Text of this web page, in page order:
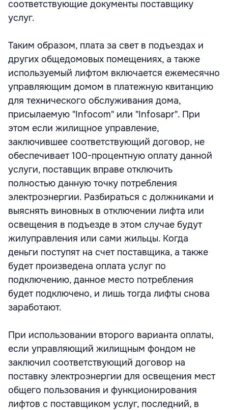
соответствующие документы поставщику
услуг.
Таким образом, плата за свет в подъездах и
других общедомовых помещениях, а также
используемый лифтом включается ежемесячно
управляющим домом в платежную квитанцию
для технического обслуживания дома,
присылаемую "Infocom" или "Infosapr". При
этом если жилищное управление,
заключившее соответствующий договор, не
обеспечивает 100-процентную оплату данной
услуги, поставщик вправе отключить
полностью данную точку потребления
электроэнергии. Разбираться с должниками и
выяснять виновных в отключении лифта или
освещения в подъезде в этом случае будут
жилуправления или сами жильцы. Когда
деньги поступят на счет поставщика, а также
будет произведена оплата услуг по
подключению, данное место потребления
будет подключено, и лишь тогда лифты снова
заработают.
При использовании второго варианта оплаты,
если управляющий жилищным фондом не
заключил соответствующий договор на
поставку электроэнергии для освещения мест
общего пользования и функционирования
лифтов с поставщиком услуг, последний, в